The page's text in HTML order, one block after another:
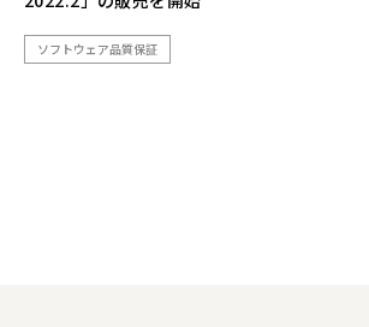
ソフトウェア品質保証